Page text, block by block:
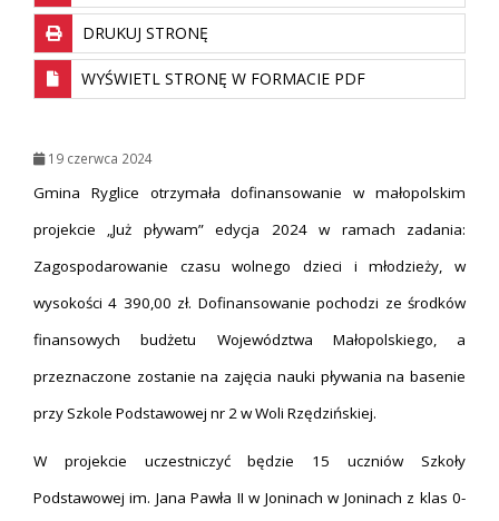
DRUKUJ STRONĘ
WYŚWIETL STRONĘ W FORMACIE PDF
19 czerwca 2024
Gmina Ryglice otrzymała dofinansowanie w małopolskim
projekcie „Już pływam” edycja 2024 w ramach zadania:
Zagospodarowanie czasu wolnego dzieci i młodzieży, w
wysokości 4 390,00 zł. Dofinansowanie pochodzi ze środków
finansowych budżetu Województwa Małopolskiego, a
przeznaczone zostanie na zajęcia nauki pływania na basenie
przy Szkole Podstawowej nr 2 w Woli Rzędzińskiej.
W projekcie uczestniczyć będzie 15 uczniów Szkoły
Podstawowej im. Jana Pawła II w Joninach w Joninach z klas 0-